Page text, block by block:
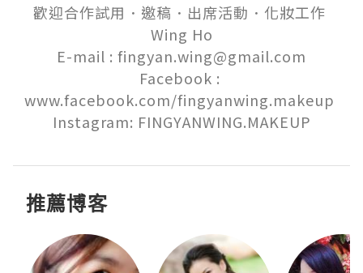
歡迎合作試用．邀稿．出席活動．化妝工作
Wing Ho
E-mail : fingyan.wing@gmail.com
Facebook :
www.facebook.com/fingyanwing.makeup
Instagram: FINGYANWING.MAKEUP
推薦博客